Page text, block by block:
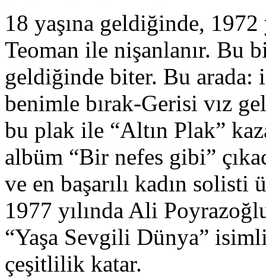
18 yaşına geldiğinde,
Teoman ile nişanlanır. Bu
geldiğinde biter. Bu arada:
benimle bırak-Gerisi vız
bu plak ile “Altın Plak”
albüm “Bir nefes gibi”
ve en başarılı kadın solisti
1977 yılında Ali
“Yaşa Sevgili Dünya”
çeşitlilik katar.